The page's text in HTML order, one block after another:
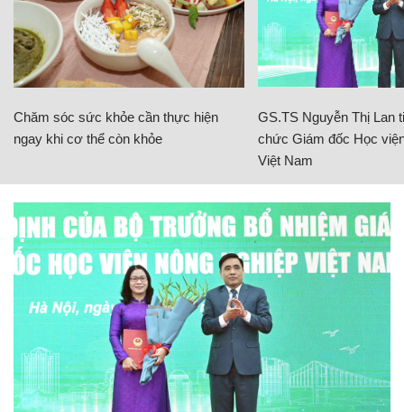
Chăm sóc sức khỏe cần thực hiện
ngay khi cơ thể còn khỏe
GS.TS Nguyễn Thị Lan
chức Giám đốc Học
Việt Nam